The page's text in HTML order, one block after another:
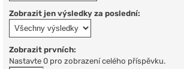
Zobrazit jen výsledky za poslední:
Zobrazit prvních:
Nastavte 0 pro zobrazení celého příspěvku.